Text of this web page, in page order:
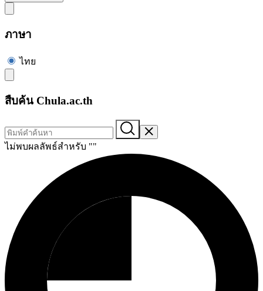
ภาษา
ไทย
สืบค้น Chula.ac.th
ไม่พบผลลัพธ์สำหรับ ""